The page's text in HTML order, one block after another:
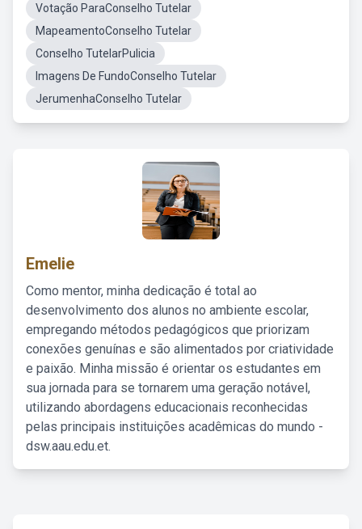
Votação ParaConselho Tutelar
MapeamentoConselho Tutelar
Conselho TutelarPulicia
Imagens De FundoConselho Tutelar
JerumenhaConselho Tutelar
Emelie
Como mentor, minha dedicação é total ao
desenvolvimento dos alunos no ambiente escolar,
empregando métodos pedagógicos que priorizam
conexões genuínas e são alimentados por criatividade
e paixão. Minha missão é orientar os estudantes em
sua jornada para se tornarem uma geração notável,
utilizando abordagens educacionais reconhecidas
pelas principais instituições acadêmicas do mundo -
dsw.aau.edu.et.